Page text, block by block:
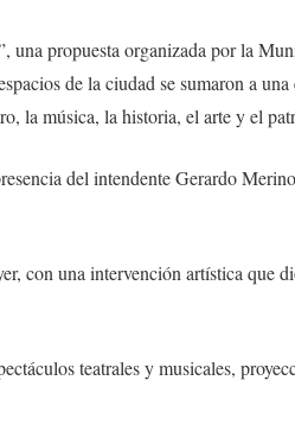
propuesta organizada por la
de la ciudad se sumaron a una
la música, la historia, el arte y el
del intendente Gerardo
con una intervención artística que
teatrales y musicales,